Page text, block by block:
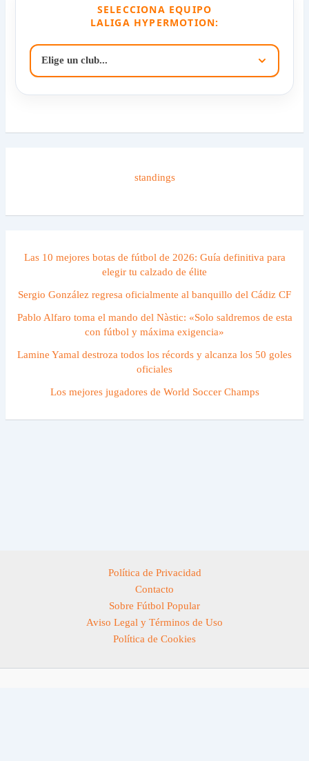
SELECCIONA EQUIPO
LALIGA HYPERMOTION:
standings
Las 10 mejores botas de fútbol de 2026: Guía definitiva para
elegir tu calzado de élite
Sergio González regresa oficialmente al banquillo del Cádiz CF
Pablo Alfaro toma el mando del Nàstic: «Solo saldremos de esta
con fútbol y máxima exigencia»
Lamine Yamal destroza todos los récords y alcanza los 50 goles
oficiales
Los mejores jugadores de World Soccer Champs
Política de Privacidad
Contacto
Sobre Fútbol Popular
Aviso Legal y Términos de Uso
Política de Cookies